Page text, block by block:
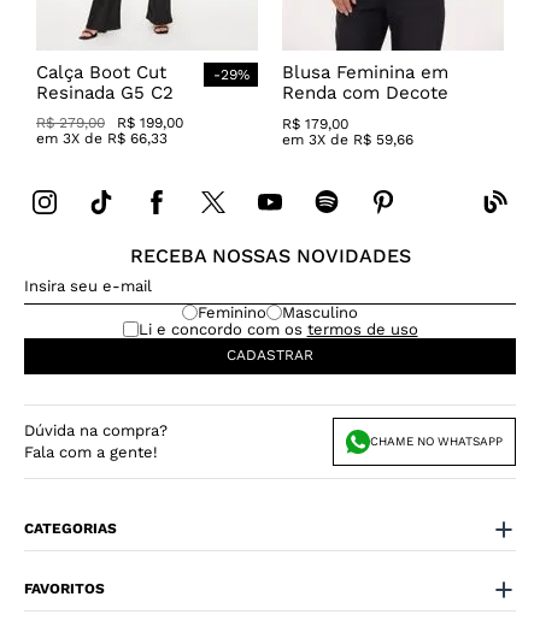
Calça Boot Cut
Resinada G5 C2
-29%
R$ 279,00 R$ 199,00
em 3X de R$ 66,33
Blusa Feminina em
Renda com Decote
Canoa
R$ 179,00
em 3X de R$ 59,66
RECEBA NOSSAS NOVIDADES
Feminino
Masculino
Li e concordo com os termos de uso
CADASTRAR
Dúvida na compra?
Fala com a gente!
CHAME NO WHATSAPP
CATEGORIAS
FAVORITOS